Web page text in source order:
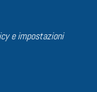
e impostazioni